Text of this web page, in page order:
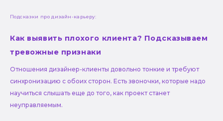
Подсказки про дизайн-карьеру:
Как выявить плохого клиента? Подсказываем
тревожные признаки
Отношения дизайнер-клиенты довольно тонкие и требуют
синхронизацию с обоих сторон. Есть звоночки, которые надо
научиться слышать еще до того, как проект станет
неуправляемым.